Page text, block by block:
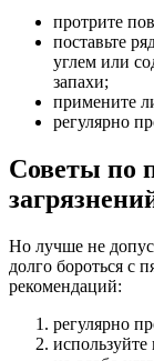
протрите
поставьте
углем или
запахи;
примените
регулярно
Советы по
Но лучше не
долго бороться с
рекомендаций:
регулярно